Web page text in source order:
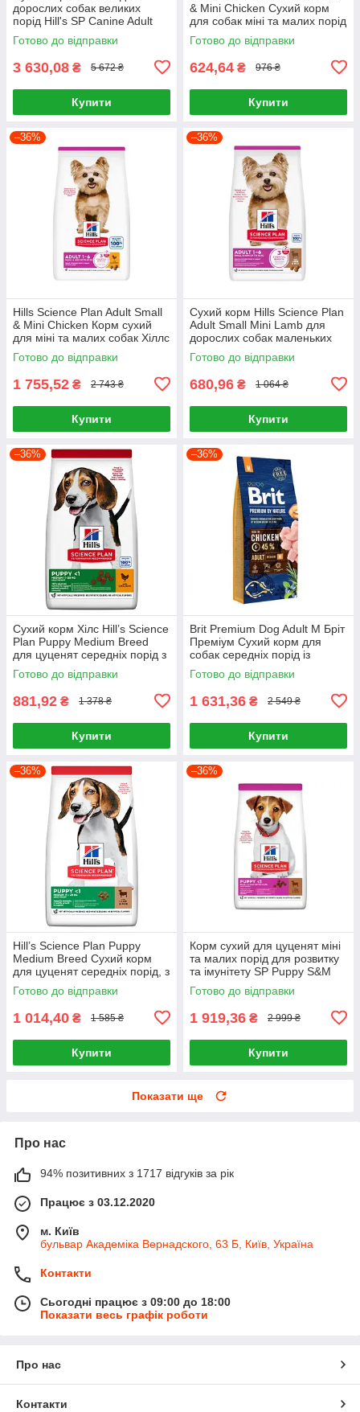
дорослих собак великих
порід Hill's SP Canine Adult
Large Breed Lamb & Rice 14кг
Готово до відправки
3 630,08 ₴ 5 672 ₴
Купити
& Mini Chicken Сухий корм
для собак міні та малих порід
із куркою 1,5 кг
Готово до відправки
624,64 ₴ 976 ₴
Купити
–36%
Hills Science Plan Adult Small
& Mini Chicken Корм сухий
для міні та малих собак Хіллс
6 кг
Готово до відправки
1 755,52 ₴ 2 743 ₴
Купити
–36%
Сухий корм Hills Science Plan
Adult Small Mini Lamb для
дорослих собак маленьких
порід Хіллс 1.5 кг. з ягням
Готово до відправки
680,96 ₴ 1 064 ₴
Купити
–36%
Сухий корм Хілс Hill’s Science
Plan Puppy Medium Breed
для цуценят середніх порід з
куркою, 2,5 кг
Готово до відправки
881,92 ₴ 1 378 ₴
Купити
–36%
Brit Premium Dog Adult M Бріт
Преміум Сухий корм для
собак середніх порід із
куркою 15 кг
Готово до відправки
1 631,36 ₴ 2 549 ₴
Купити
–36%
Hill’s Science Plan Puppy
Medium Breed Сухий корм
для цуценят середніх порід, з
ягням і рисом, 2,5 кг
Готово до відправки
1 014,40 ₴ 1 585 ₴
Купити
–36%
Корм сухий для цуценят міні
та малих порід для розвитку
та імунітету SP Puppy S&M
L&R 6кг, Ягня та рис
Готово до відправки
1 919,36 ₴ 2 999 ₴
Купити
Показати ще
Про нас
94% позитивних з 1717 відгуків за рік
Працює з 03.12.2020
м. Київ
бульвар Академіка Вернадского, 63 Б, Київ, Україна
Контакти
Сьогодні працює з 09:00 до 18:00
Показати весь графік роботи
Про нас
Контакти